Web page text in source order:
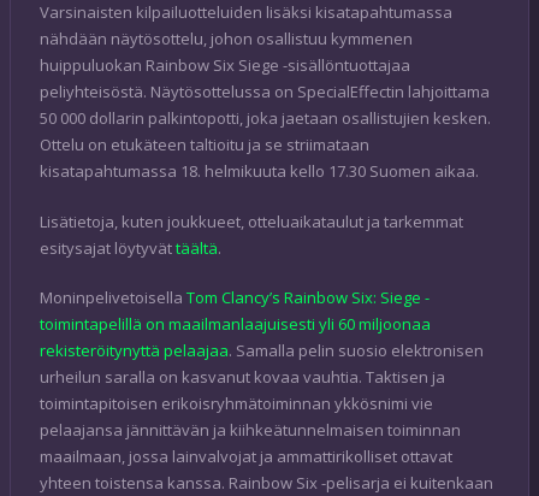
Varsinaisten kilpailuotteluiden lisäksi kisatapahtumassa
nähdään näytösottelu, johon osallistuu kymmenen
huippuluokan Rainbow Six Siege -sisällöntuottajaa
peliyhteisöstä. Näytösottelussa on SpecialEffectin lahjoittama
50 000 dollarin palkintopotti, joka jaetaan osallistujien kesken.
Ottelu on etukäteen taltioitu ja se striimataan
kisatapahtumassa 18. helmikuuta kello 17.30 Suomen aikaa.
Lisätietoja, kuten joukkueet, otteluaikataulut ja tarkemmat
esitysajat löytyvättäältä.
Moninpelivetoisella Tom Clancy’s Rainbow Six: Siege -
toimintapelillä on maailmanlaajuisesti yli 60 miljoonaa
rekisteröitynyttä pelaajaa. Samalla pelin suosio elektronisen
urheilun saralla on kasvanut kovaa vauhtia. Taktisen ja
toimintapitoisen erikoisryhmätoiminnan ykkösnimi vie
pelaajansa jännittävän ja kiihkeätunnelmaisen toiminnan
maailmaan, jossa lainvalvojat ja ammattirikolliset ottavat
yhteen toistensa kanssa. Rainbow Six -pelisarja ei kuitenkaan